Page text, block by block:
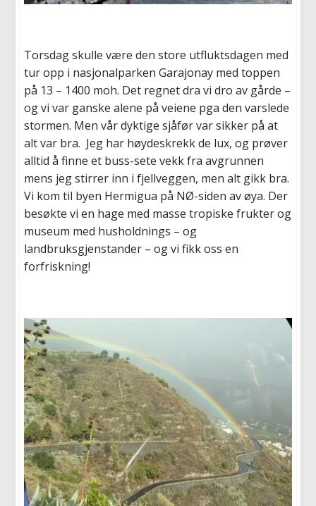
Torsdag skulle være den store utfluktsdagen med
tur opp i nasjonalparken Garajonay med toppen
på 13 – 1400 moh. Det regnet dra vi dro av gårde –
og vi var ganske alene på veiene pga den varslede
stormen. Men vår dyktige sjåfør var sikker på at
alt var bra. Jeg har høydeskrekk de lux, og prøver
alltid å finne et buss-sete vekk fra avgrunnen
mens jeg stirrer inn i fjellveggen, men alt gikk bra.
Vi kom til byen Hermigua på NØ-siden av øya. Der
besøkte vi en hage med masse tropiske frukter og
museum med husholdnings – og
landbruksgjenstander – og vi fikk oss en
forfriskning!